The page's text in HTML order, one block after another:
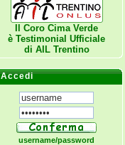
Il Coro Cima Verde
è Testimonial Ufficiale
di AIL Trentino
Accedi
username/password